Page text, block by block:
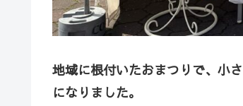
地域に根付いたおまつりで、小
になりました。